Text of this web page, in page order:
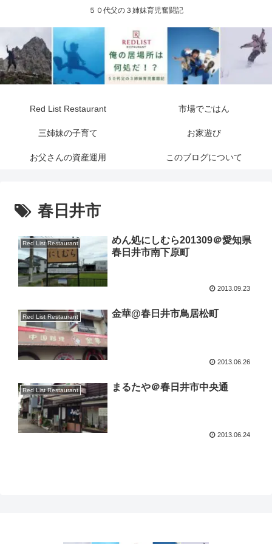
５０代父の３姉妹育児奮闘記
Red List Restaurant 市場でごはん
三姉妹の子育て お家遊び
お父さんの資産運用 このブログについて
春日井市
Red List Restaurant
めん処にしむら201309＠愛知県
春日井市南下原町
2013.09.23
Red List Restaurant 金華@春日井市鳥居松町
2013.06.26
Red List Restaurant まるたや＠春日井市中央通
2013.06.24